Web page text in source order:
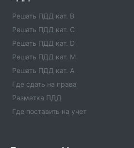
по Урус-Мартановскому р-ну
Республики(Код:1196011) с
Сферы деятельности отделения -
информация.
Отделение ГИБДД ОМВД России
Отделение ГИБДД Отделение
по Сунженскому р-ну Чеченской
Сферы деятельности отделения -
информация.
Юртовскому р-ну Чеченской
Решать ПДД кат. B
Решать ПДД кат. C
Решать ПДД кат. D
Решать ПДД кат. M
Решать ПДД кат. A
Где сдать на права
Разметка ПДД
Где поставить на учет